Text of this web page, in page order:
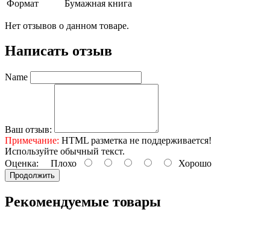
Формат Бумажная книга
Нет отзывов о данном товаре.
Написать отзыв
Name
Ваш отзыв:
Примечание: HTML разметка не поддерживается!
Используйте обычный текст.
Оценка: Плохо Хорошо
Продолжить
Рекомендуемые товары